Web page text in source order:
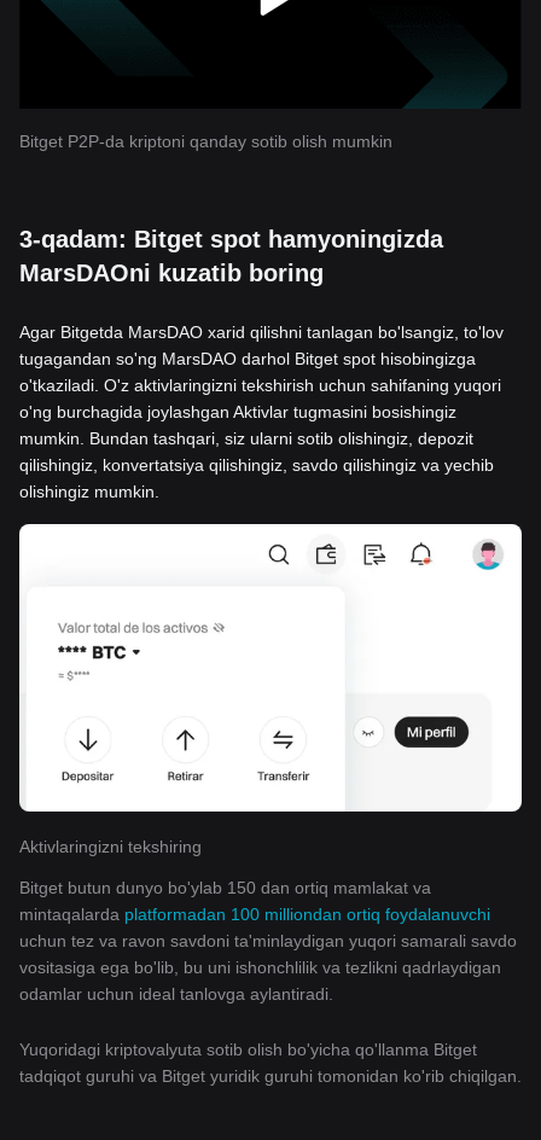
Bitget P2P-da kriptoni qanday sotib olish mumkin
3-qadam: Bitget spot hamyoningizda
MarsDAOni kuzatib boring
Agar Bitgetda MarsDAO xarid qilishni tanlagan bo'lsangiz, to'lov
tugagandan so'ng MarsDAO darhol Bitget spot hisobingizga
o'tkaziladi. O'z aktivlaringizni tekshirish uchun sahifaning yuqori
o'ng burchagida joylashgan Aktivlar tugmasini bosishingiz
mumkin. Bundan tashqari, siz ularni sotib olishingiz, depozit
qilishingiz, konvertatsiya qilishingiz, savdo qilishingiz va yechib
olishingiz mumkin.
Aktivlaringizni tekshiring
Bitget butun dunyo bo'ylab 150 dan ortiq mamlakat va
mintaqalarda platformadan 100 milliondan ortiq foydalanuvchi
uchun tez va ravon savdoni ta'minlaydigan yuqori samarali savdo
vositasiga ega bo'lib, bu uni ishonchlilik va tezlikni qadrlaydigan
odamlar uchun ideal tanlovga aylantiradi.
Yuqoridagi kriptovalyuta sotib olish bo'yicha qo'llanma Bitget
tadqiqot guruhi va Bitget yuridik guruhi tomonidan ko'rib chiqilgan.